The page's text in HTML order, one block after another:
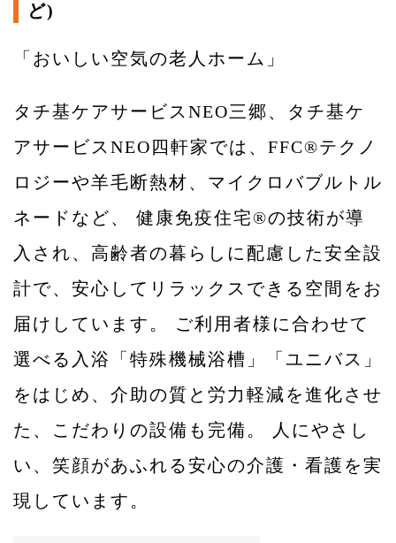
ど)
「おいしい空気の老人ホーム」
タチ基ケアサービスNEO三郷、タチ基ケ
アサービスNEO四軒家では、FFC®テクノ
ロジーや羊毛断熱材、マイクロバブルトル
ネードなど、 健康免疫住宅®の技術が導
入され、高齢者の暮らしに配慮した安全設
計で、安心してリラックスできる空間をお
届けしています。 ご利用者様に合わせて
選べる入浴「特殊機械浴槽」「ユニバス」
をはじめ、介助の質と労力軽減を進化させ
た、こだわりの設備も完備。 人にやさし
い、笑顔があふれる安心の介護・看護を実
現しています。